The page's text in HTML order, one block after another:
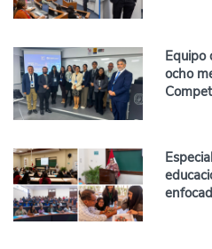
Equipo
ocho